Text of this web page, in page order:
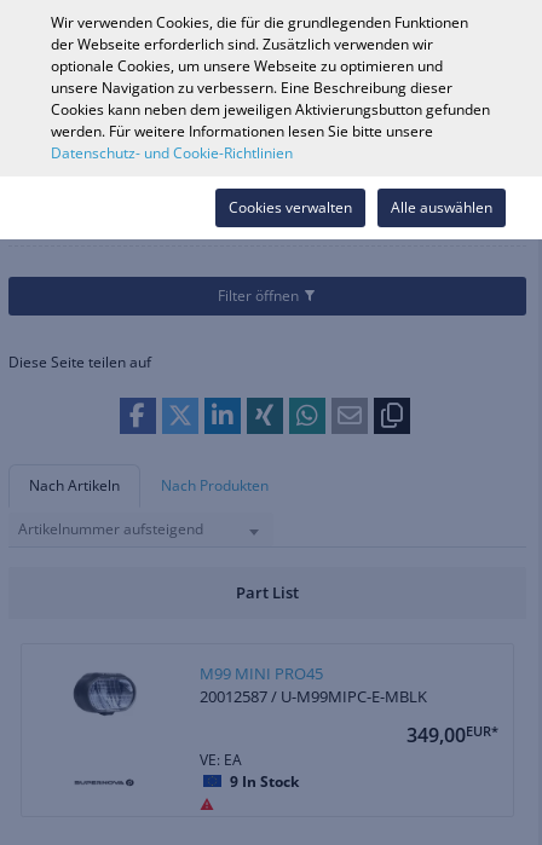
Fahrzeugsuche
Shop durchsuchen
Marken SUPERNOVA
SUPERNOVA
Filter öffnen
Diese Seite teilen auf
Nach Artikeln Nach Produkten
Artikelnummer aufsteigend
Part List
M99 MINI PRO45
20012587 / U-M99MIPC-E-MBLK
349,00EUR*
VE: EA
9 In Stock
Wir verwenden Cookies, die für die grundlegenden Funktionen
der Webseite erforderlich sind. Zusätzlich verwenden wir
optionale Cookies, um unsere Webseite zu optimieren und
unsere Navigation zu verbessern. Eine Beschreibung dieser
Cookies kann neben dem jeweiligen Aktivierungsbutton gefunden
werden. Für weitere Informationen lesen Sie bitte unsere
Datenschutz- und Cookie-Richtlinien
Alle auswählen
Cookies verwalten